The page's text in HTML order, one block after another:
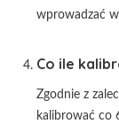
wprowadzać w
Co ile
Zgodnie z
kalibrować co